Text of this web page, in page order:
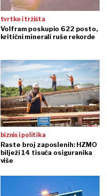
tvrtke i tržišta
Volfram poskupio 622 posto,
kritični minerali ruše rekorde
biznis i politika
Raste broj zaposlenih: HZMO
bilježi 14 tisuća osiguranika
više